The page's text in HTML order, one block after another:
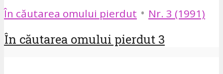
În căutarea omului pierdut • Nr. 3 (1991)
În căutarea omului pierdut 3